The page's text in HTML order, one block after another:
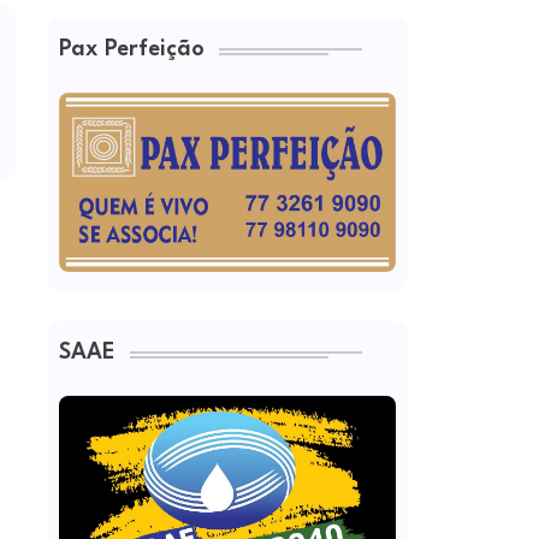
Pax Perfeição
SAAE